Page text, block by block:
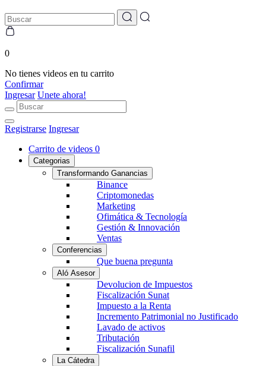
0
No tienes videos en tu carrito
Confirmar
Ingresar Unete ahora!
Registrarse Ingresar
Carrito de videos 0
Categorias
Transformando Ganancias
Binance
Criptomonedas
Marketing
Ofimática & Tecnología
Gestión & Innovación
Ventas
Conferencias
Que buena pregunta
Aló Asesor
Devolucion de Impuestos
Fiscalización Sunat
Impuesto a la Renta
Incremento Patrimonial no Justificado
Lavado de activos
Tributación
Fiscalización Sunafil
La Cátedra